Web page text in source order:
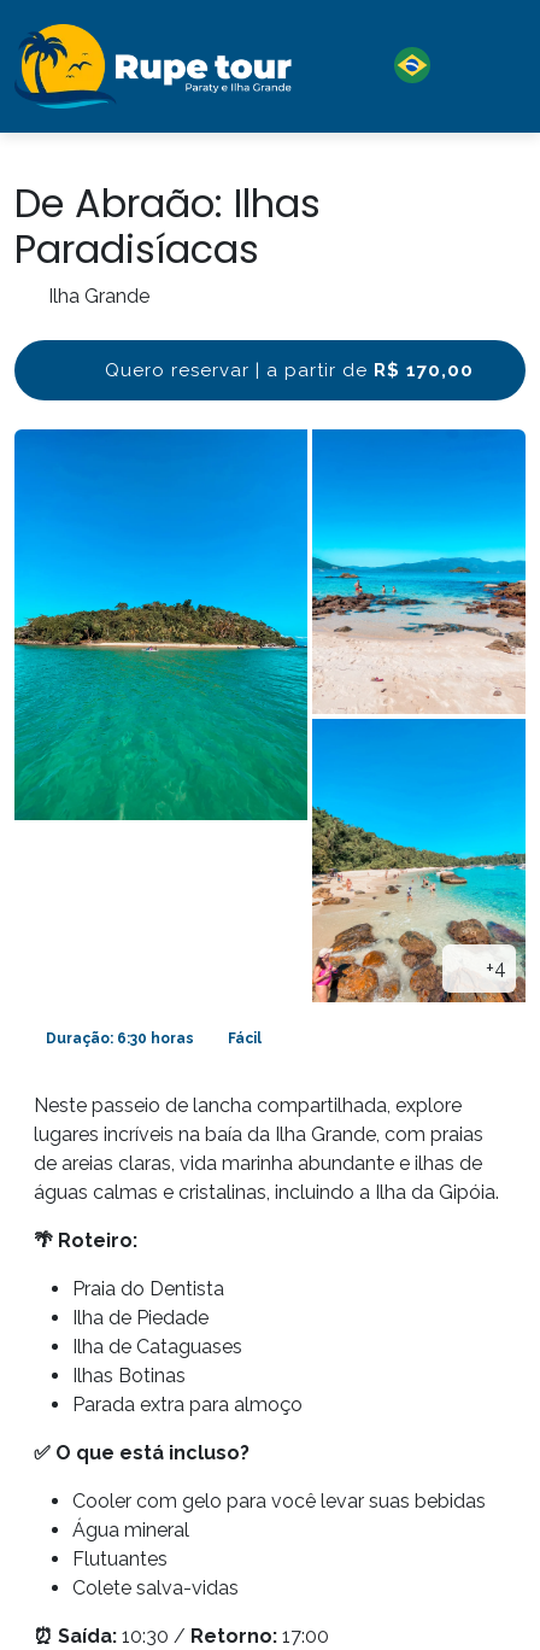
De Abraão: Ilhas
Paradisíacas
Ilha Grande
Quero reservar | a partir de R$ 170,00
+4
Duração: 6:30 horas Fácil
Neste passeio de lancha compartilhada, explore
lugares incríveis na baía da Ilha Grande, com praias
de areias claras, vida marinha abundante e ilhas de
águas calmas e cristalinas, incluindo a Ilha da Gipóia.
🌴 Roteiro:
Praia do Dentista
Ilha de Piedade
Ilha de Cataguases
Ilhas Botinas
Parada extra para almoço
✅ O que está incluso?
Cooler com gelo para você levar suas bebidas
Água mineral
Flutuantes
Colete salva-vidas
⏰ Saída: 10:30 / Retorno: 17:00